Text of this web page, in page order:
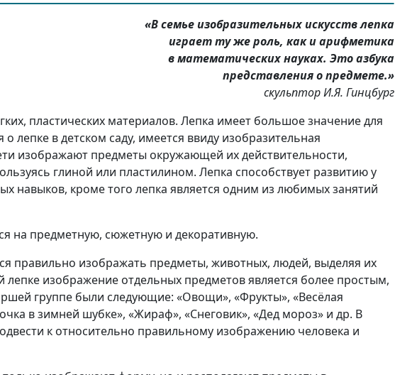
«В семье изобразительных искусств лепка
играет ту же роль, как и арифметика
в математических науках. Это азбука
представления о предмете.»
скульптор И.Я. Гинцбург
пластических материалов. Лепка имеет большое значение для
лепке в детском саду, имеется ввиду изобразительная
изображают предметы окружающей их действительности,
глиной или пластилином. Лепка способствует развитию у
навыков, кроме того лепка является одним из любимых занятий
на предметную, сюжетную и декоративную.
правильно изображать предметы, животных, людей, выделяя их
изображение отдельных предметов является более простым,
группе были следующие: «Овощи», «Фрукты», «Весёлая
в зимней шубке», «Жираф», «Снеговик», «Дед мороз» и др. В
к относительно правильному изображению человека и